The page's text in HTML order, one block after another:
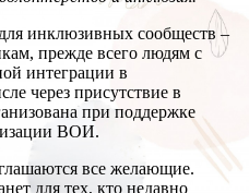
инклюзивных сообществ –
прежде всего людям с
интеграции в
через присутствие в
при поддержке
ВОИ.
все желающие.
для тех, кто недавно